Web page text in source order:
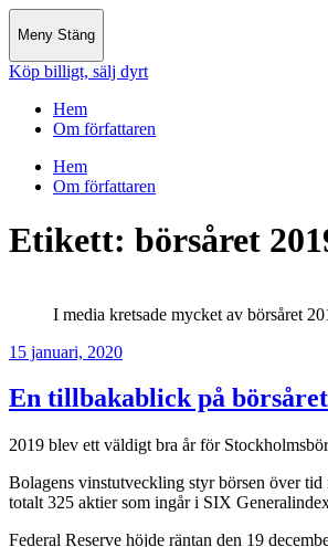
Meny Stäng
Köp billigt, sälj dyrt
Hem
Om författaren
Hem
Om författaren
Etikett: börsåret
I media kretsade mycket av börsåret
15 januari, 2020
En tillbakablick på
2019 blev ett väldigt bra år för
Bolagens vinstutveckling styr börsen över tid
totalt 325 aktier som ingår i SIX
Federal Reserve höjde räntan den 19